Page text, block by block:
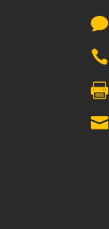



